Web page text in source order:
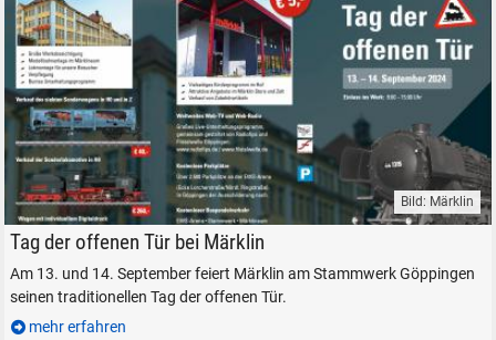
Märklin Tag der offenen Tür 2024 Stammwerk Sonderverkauf
Bild: Märklin
Tag der offenen Tür bei Märklin
Am 13. und 14. September feiert Märklin am Stammwerk Göppingen
seinen traditionellen Tag der offenen Tür.
mehr erfahren